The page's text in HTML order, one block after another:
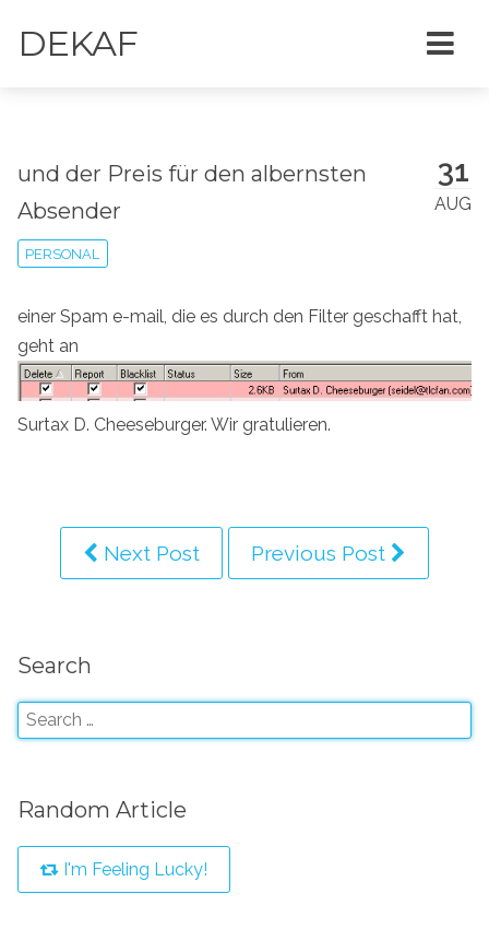
DEKAF
31
AUG
und der Preis für den albernsten
Absender
PERSONAL
einer Spam e-mail, die es durch den Filter geschafft hat,
geht an
Surtax D. Cheeseburger. Wir gratulieren.
Next Post Previous Post
Search
Random Article
I'm Feeling Lucky!